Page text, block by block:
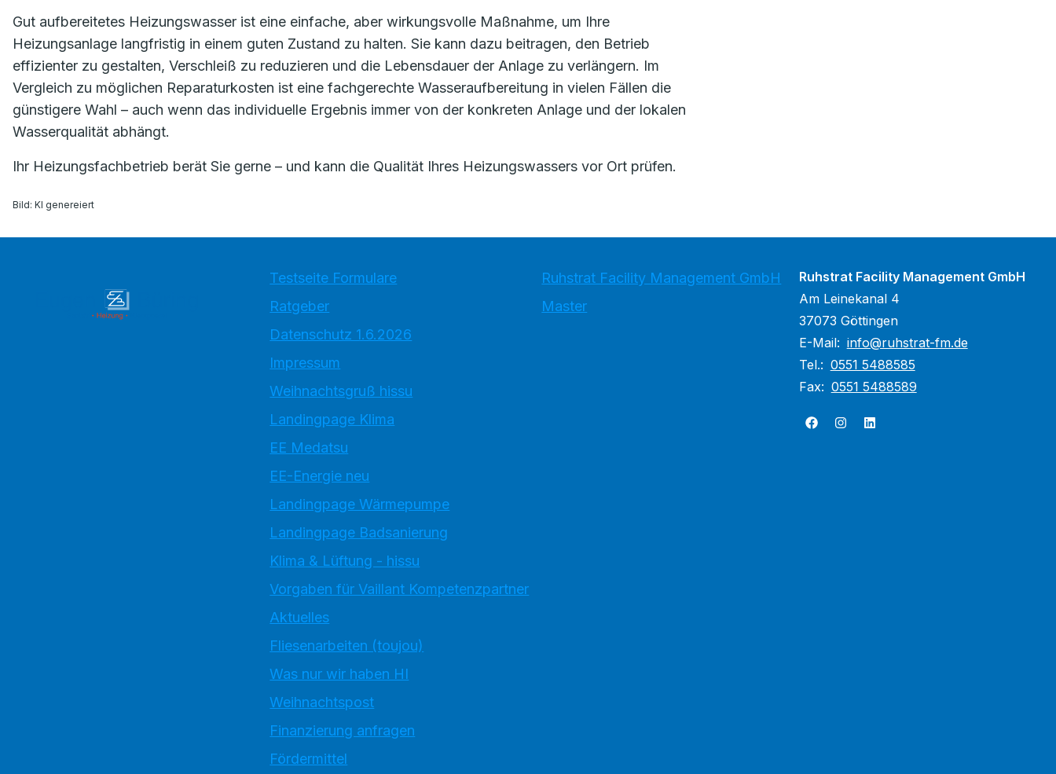
Gut aufbereitetes Heizungswasser ist eine einfache, aber wirkungsvolle Maßnahme, um Ihre
Heizungsanlage langfristig in einem guten Zustand zu halten. Sie kann dazu beitragen, den Betrieb
effizienter zu gestalten, Verschleiß zu reduzieren und die Lebensdauer der Anlage zu verlängern. Im
Vergleich zu möglichen Reparaturkosten ist eine fachgerechte Wasseraufbereitung in vielen Fällen die
günstigere Wahl – auch wenn das individuelle Ergebnis immer von der konkreten Anlage und der lokalen
Wasserqualität abhängt.
Ihr Heizungsfachbetrieb berät Sie gerne – und kann die Qualität Ihres Heizungswassers vor Ort prüfen.
Bild: KI genereiert
Testseite Formulare
Ratgeber
Datenschutz 1.6.2026
Impressum
Weihnachtsgruß hissu
Landingpage Klima
EE Medatsu
EE-Energie neu
Landingpage Wärmepumpe
Landingpage Badsanierung
Klima & Lüftung - hissu
Vorgaben für Vaillant Kompetenzpartner
Aktuelles
Fliesenarbeiten (toujou)
Was nur wir haben HI
Weihnachtspost
Finanzierung anfragen
Fördermittel
Ruhstrat Facility Management GmbH
Master
Ruhstrat Facility Management GmbH
Am Leinekanal 4
37073 Göttingen
E-Mail: info@ruhstrat-fm.de
Tel.: 0551 5488585
Fax: 0551 5488589